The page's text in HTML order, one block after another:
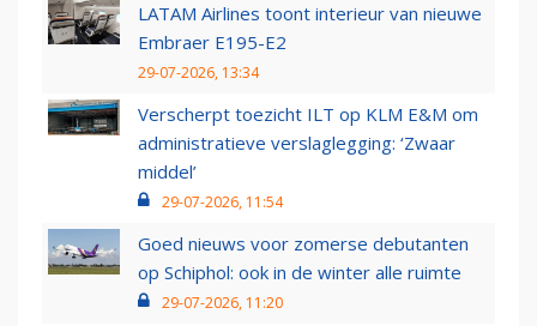
LATAM Airlines toont interieur van nieuwe
Embraer E195-E2
29-07-2026, 13:34
Verscherpt toezicht ILT op KLM E&M om
administratieve verslaglegging: ‘Zwaar
middel’
29-07-2026, 11:54
Goed nieuws voor zomerse debutanten
op Schiphol: ook in de winter alle ruimte
29-07-2026, 11:20